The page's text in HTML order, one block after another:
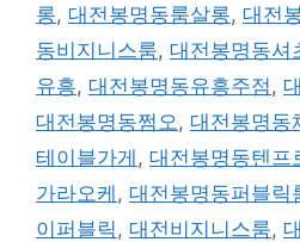
롱, 대전봉명동룸살롱, 대전
동비지니스룸, 대전봉명동셔
유흥, 대전봉명동유흥주점 ,
대전봉명동쩜오 , 대전봉명동
테이블가게 , 대전봉명동텐프
가라오케 , 대전봉명동퍼블릭
이퍼블릭 , 대전비지니스룸,